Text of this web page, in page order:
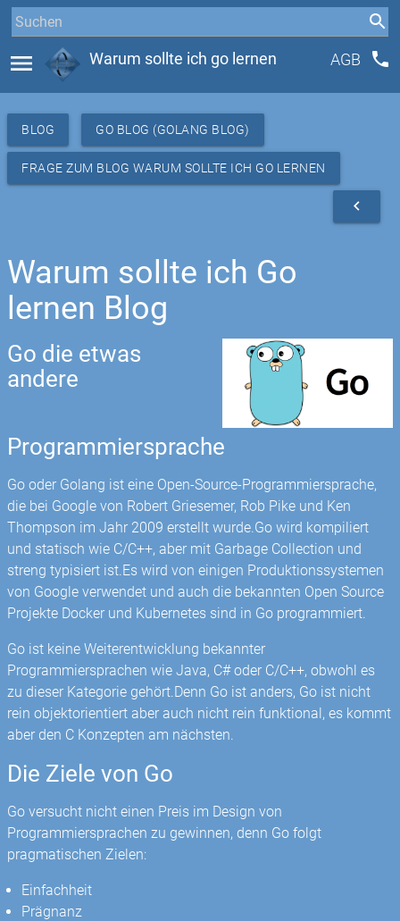
menu Warum sollte ich go lernen AGB phone
BLOG GO BLOG (GOLANG BLOG)
FRAGE ZUM BLOG WARUM SOLLTE ICH GO LERNEN
navigate_before
Warum sollte ich Go
lernen Blog
Go die etwas
andere
Programmiersprache
Go oder Golang ist eine Open-Source-Programmiersprache,
die bei Google von Robert Griesemer, Rob Pike und Ken
Thompson im Jahr 2009 erstellt wurde.Go wird kompiliert
und statisch wie C/C++, aber mit Garbage Collection und
streng typisiert ist.Es wird von einigen Produktionssystemen
von Google verwendet und auch die bekannten Open Source
Projekte Docker und Kubernetes sind in Go programmiert.
Go ist keine Weiterentwicklung bekannter
Programmiersprachen wie Java, C# oder C/C++, obwohl es
zu dieser Kategorie gehört.Denn Go ist anders, Go ist nicht
rein objektorientiert aber auch nicht rein funktional, es kommt
aber den C Konzepten am nächsten.
Die Ziele von Go
Go versucht nicht einen Preis im Design von
Programmiersprachen zu gewinnen, denn Go folgt
pragmatischen Zielen:
Einfachheit
Prägnanz